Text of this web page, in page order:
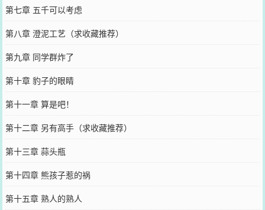
第七章 五千可以考虑
第八章 澄泥工艺（求收藏推荐）
第九章 同学群炸了
第十章 豹子的眼睛
第十一章 算是吧！
第十二章 另有高手（求收藏推荐）
第十三章 蒜头瓶
第十四章 熊孩子惹的祸
第十五章 熟人的熟人